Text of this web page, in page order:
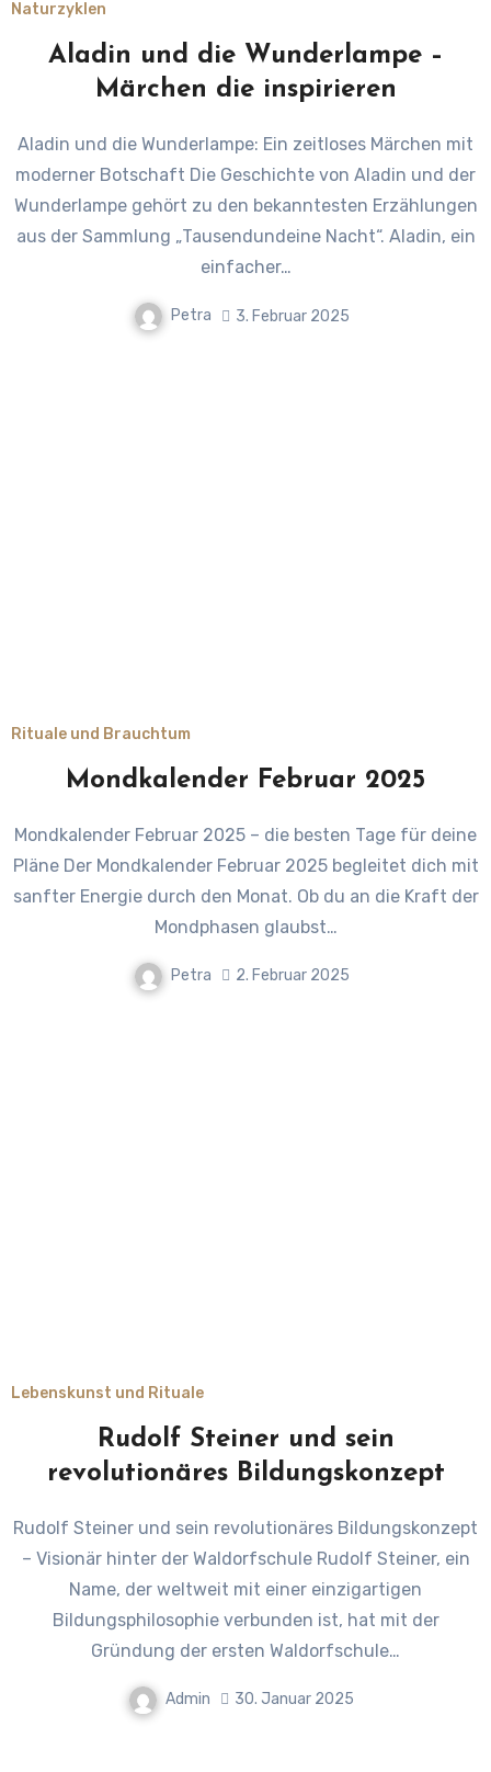
Naturzyklen
Aladin und die Wunderlampe –
Märchen die inspirieren
Aladin und die Wunderlampe: Ein zeitloses Märchen mit
moderner Botschaft Die Geschichte von Aladin und der
Wunderlampe gehört zu den bekanntesten Erzählungen
aus der Sammlung „Tausendundeine Nacht“. Aladin, ein
einfacher…
Petra 3. Februar 2025
Rituale und Brauchtum
Mondkalender Februar 2025
Mondkalender Februar 2025 – die besten Tage für deine
Pläne Der Mondkalender Februar 2025 begleitet dich mit
sanfter Energie durch den Monat. Ob du an die Kraft der
Mondphasen glaubst…
Petra 2. Februar 2025
Lebenskunst und Rituale
Rudolf Steiner und sein
revolutionäres Bildungskonzept
Rudolf Steiner und sein revolutionäres Bildungskonzept
– Visionär hinter der Waldorfschule Rudolf Steiner, ein
Name, der weltweit mit einer einzigartigen
Bildungsphilosophie verbunden ist, hat mit der
Gründung der ersten Waldorfschule…
Admin 30. Januar 2025